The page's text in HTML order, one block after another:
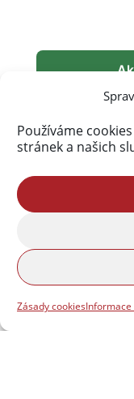
Používáme
stránek a našich
Zásady cookiesInformace